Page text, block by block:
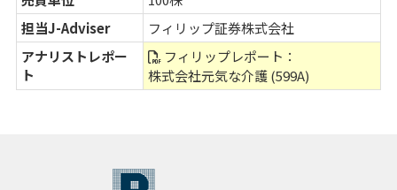
担当J-Adviser
フィリップ証券株式会社
アナリストレポー
ト
フィリップレポート：
株式会社元気な介護 (599A)